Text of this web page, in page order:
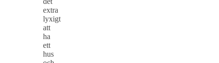
extra
lyxigt
att
ha
ett
hus